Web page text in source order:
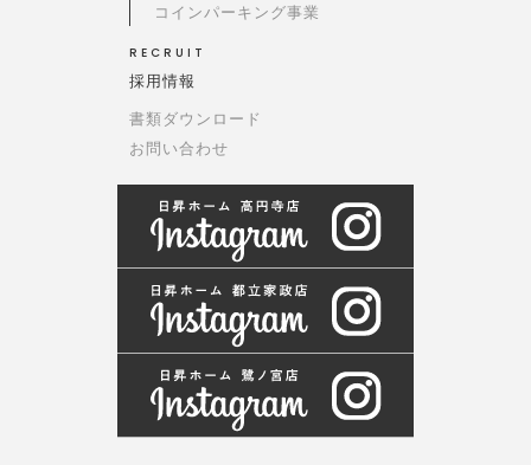
コインパーキング事業
RECRUIT
採用情報
書類ダウンロード
お問い合わせ